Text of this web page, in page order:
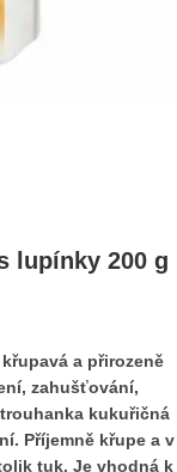
lupínky 200 g
a přirozeně
zahušťování,
kukuřičná
Příjemně křupe a v
tuk. Je vhodná k